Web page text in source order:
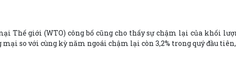
Thế giới (WTO) công bố cũng cho thấy sự chậm lại của khối
so với cùng kỳ năm ngoái chậm lại còn 3,2% trong quý đầu